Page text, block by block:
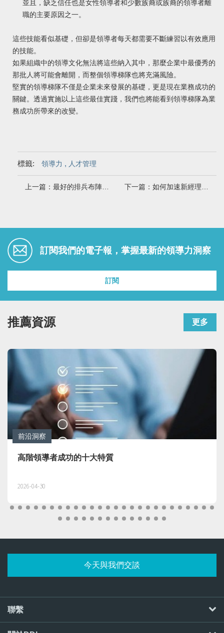
並且，缺乏信任也是女性領導者和少數族裔或族裔的領導者離
職的主要原因之一。
這些技能看似基礎，但卻是領導者每天都需要不斷練習以有效應用
的技能。
如果組織中的領導文化無法將這些納入其中，那麼企業中最優秀的
那批人將可能會離開，而整個領導梯隊也將充滿風險。
堅實的領導梯隊不僅是企業未來發展的基礎，更是現在業務成功的
關鍵。透過實施以上這些最佳實踐，我們也將能看到領導梯隊為業
務成功所帶來的改變。
標籤: 領導力 , 人才管理
訂閱我們的電子報，掌握最新的領導力洞察
訂閱
推薦資源 更多
前沿洞察
高績效團隊不可或缺的9項核心領導力
今天與我們交談
聯繫